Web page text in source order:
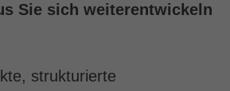
Sie sich weiterentwickeln
strukturierte